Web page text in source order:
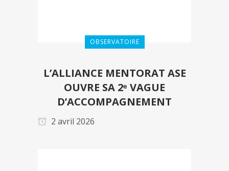
OBSERVATOIRE
L’ALLIANCE MENTORAT ASE
OUVRE SA 2ᵉ VAGUE
D’ACCOMPAGNEMENT
2 avril 2026